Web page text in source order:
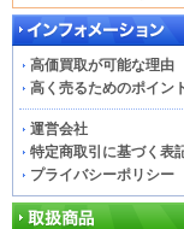
高価買取が可能な理由
高く売るためのポイン
運営会社
特定商取引に基づく表
プライバシーポリシー